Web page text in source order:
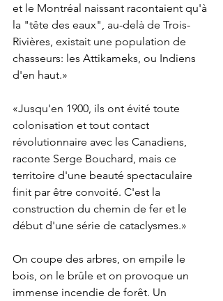
et le Montréal naissant racontaient qu'à
la "tête des eaux", au-delà de Trois-
Rivières, existait une population de
chasseurs: les Attikameks, ou Indiens
d'en haut.»
«Jusqu'en 1900, ils ont évité toute
colonisation et tout contact
révolutionnaire avec les Canadiens,
raconte Serge Bouchard, mais ce
territoire d'une beauté spectaculaire
finit par être convoité. C'est la
construction du chemin de fer et le
début d'une série de cataclysmes.»
On coupe des arbres, on empile le
bois, on le brûle et on provoque un
immense incendie de forêt. Un